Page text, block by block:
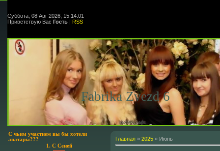
Суббота, 08 Авг 2026, 15.14.01
Приветствую Вас Гость | RSS
Fabrika Zvezd 6
С чьим участием вы бы хотели
аватары???
1. С Сеней
Главная » 2025 » Июнь